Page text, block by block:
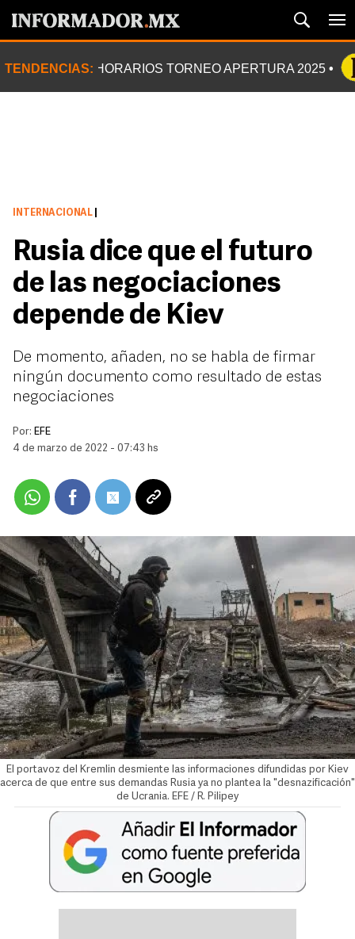
TENDENCIAS: HORARIOS TORNEO APERTURA 2025
INTERNACIONAL
Rusia dice que el futuro
de las negociaciones
depende de Kiev
De momento, añaden, no se habla de firmar
ningún documento como resultado de estas
negociaciones
Por: EFE
4 de marzo de 2022 - 07:43 hs
El portavoz del Kremlin desmiente las informaciones difundidas por Kiev
acerca de que entre sus demandas Rusia ya no plantea la "desnazificación"
de Ucrania. EFE / R. Pilipey